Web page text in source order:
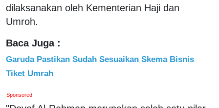
dilaksanakan oleh Kementerian Haji dan
Umroh.
Baca Juga :
Garuda Pastikan Sudah Sesuaikan Skema Bisnis
Tiket Umrah
Sponsored